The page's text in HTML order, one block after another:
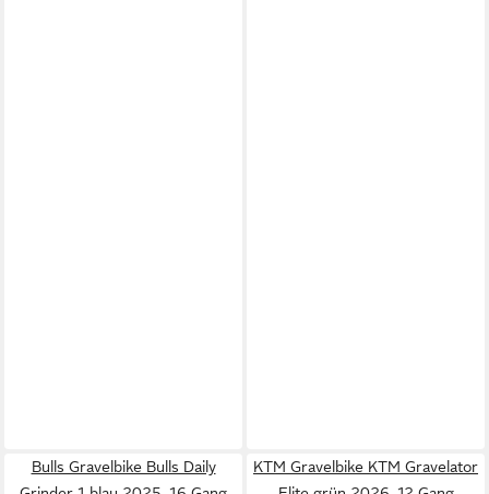
Bulls Gravelbike Bulls Daily
KTM Gravelbike KTM Gravelator